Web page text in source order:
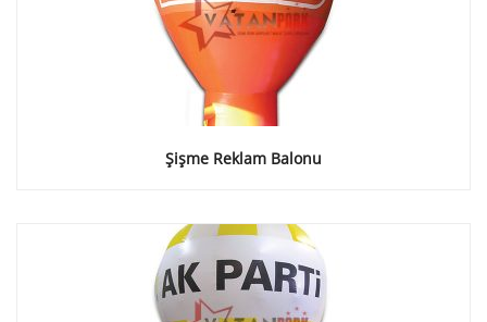
Şişme Reklam Balonu